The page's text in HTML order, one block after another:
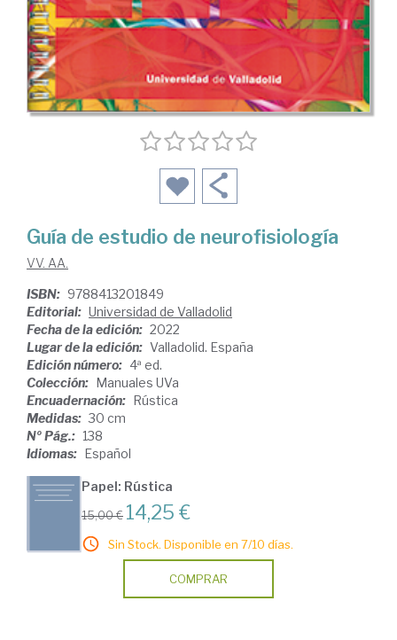
Guía de estudio de neurofisiología
VV. AA.
ISBN: 9788413201849
Editorial: Universidad de Valladolid
Fecha de la edición: 2022
Lugar de la edición: Valladolid. España
Edición número: 4ª ed.
Colección: Manuales UVa
Encuadernación: Rústica
Medidas: 30 cm
Nº Pág.: 138
Idiomas: Español
Papel: Rústica
15,00 € 14,25 €
Sin Stock. Disponible en 7/10 días.
COMPRAR